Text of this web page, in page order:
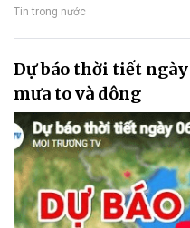
Tin trong nước
Dự báo thời tiết ngày
mưa to và dông